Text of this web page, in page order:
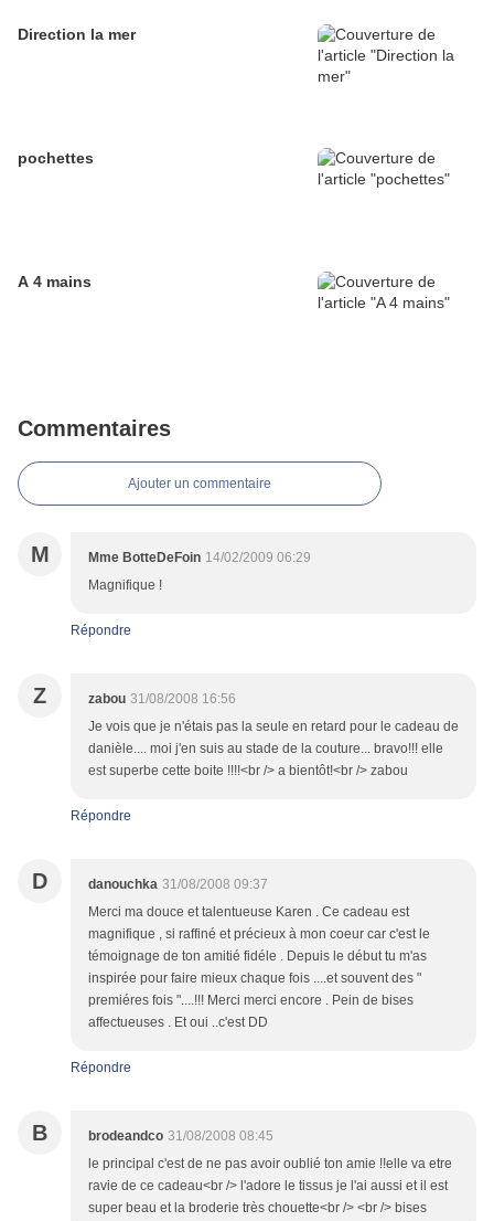
Direction la mer
pochettes
A 4 mains
Commentaires
Ajouter un commentaire
M Mme BotteDeFoin 14/02/2009 06:29
Magnifique !
Répondre
Z zabou 31/08/2008 16:56
Je vois que je n'étais pas la seule en retard pour le cadeau de
danièle.... moi j'en suis au stade de la couture... bravo!!! elle
est superbe cette boite !!!!<br /> a bientôt!<br /> zabou
Répondre
D danouchka 31/08/2008 09:37
Merci ma douce et talentueuse Karen . Ce cadeau est
magnifique , si raffiné et précieux à mon coeur car c'est le
témoignage de ton amitié fidéle . Depuis le début tu m'as
inspirée pour faire mieux chaque fois ....et souvent des "
premiéres fois "....!!! Merci merci encore . Pein de bises
affectueuses . Et oui ..c'est DD
Répondre
B brodeandco 31/08/2008 08:45
le principal c'est de ne pas avoir oublié ton amie !!elle va etre
ravie de ce cadeau<br /> l'adore le tissus je l'ai aussi et il est
super beau et la broderie très chouette<br /> <br /> bises